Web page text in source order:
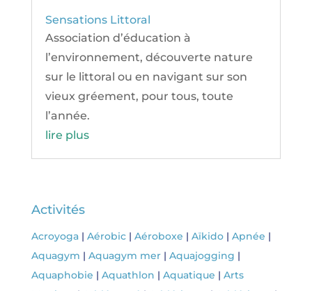
Sensations Littoral
Association d’éducation à
l’environnement, découverte nature
sur le littoral ou en navigant sur son
vieux gréement, pour tous, toute
l’année.
lire plus
Activités
Acroyoga| Aérobic| Aéroboxe | Aïkido| Apnée |
Aquagym | Aquagym mer| Aquajogging |
Aquaphobie | Aquathlon | Aquatique | Arts